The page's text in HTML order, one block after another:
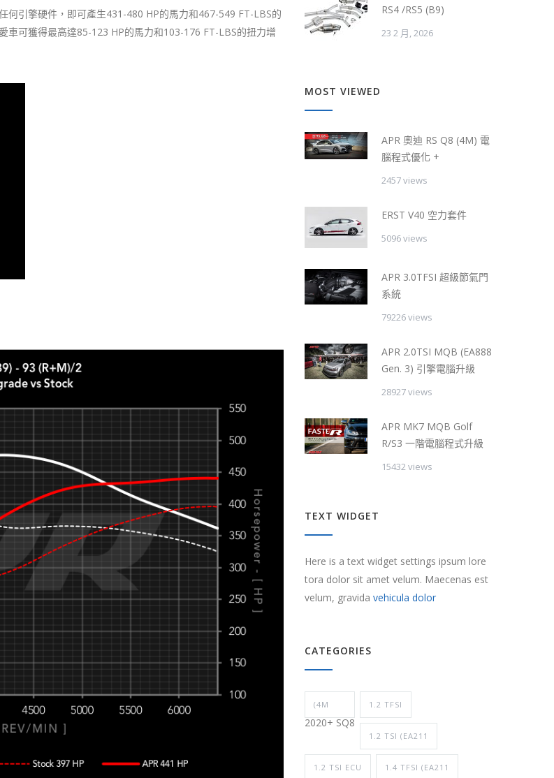
何引擎硬件，即可產生431-480 HP的馬力和467-549 FT-LBS的
車可獲得最高達85-123 HP的馬力和103-176 FT-LBS的扭力增
RS4 /RS5 (B9)
23 2 月, 2026
MOST VIEWED
APR 奧迪 RS Q8 (4M) 電
腦程式優化 +
2457 views
ERST V40 空力套件
5096 views
APR 3.0TFSI 超級節氣門
系統
79226 views
APR 2.0TSI MQB (EA888
Gen. 3) 引擎電腦升級
28927 views
APR MK7 MQB Golf
R/S3 一階電腦程式升級
15432 views
TEXT WIDGET
Here is a text widget settings ipsum lore
tora dolor sit amet velum. Maecenas est
velum, gravida vehicula dolor
CATEGORIES
(4M
2020+ SQ8
1.2 TFSI
1.2 TSI (EA211
1.2 TSI ECU 1.4 TFSI (EA211